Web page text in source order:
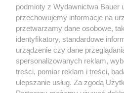
LENA KAMIŃSKA
RELACJE
podmioty z Wydawnictwa Bauer
przechowujemy informacje na
przetwarzamy dane osobowe,
identyfikatory, standardowe
urządzenie czy dane
spersonalizowanych reklam,
treści, pomiar reklam i treści,
ulepszanie usług. Za zgodą